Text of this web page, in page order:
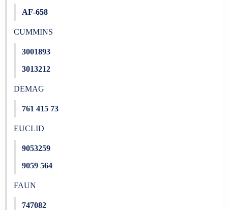
AF-658
CUMMINS
3001893
3013212
DEMAG
761 415 73
EUCLID
9053259
9059 564
FAUN
747082